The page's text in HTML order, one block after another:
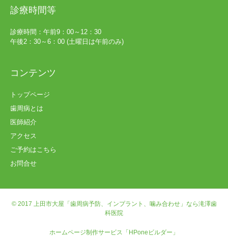
診療時間等
診療時間：午前9：00～12：30
午後2：30～6：00 (土曜日は午前のみ)
コンテンツ
トップページ
歯周病とは
医師紹介
アクセス
ご予約はこちら
お問合せ
© 2017 上田市大屋「歯周病予防、インプラント、噛み合わせ」なら滝澤歯
科医院
ホームページ制作サービス「HPoneビルダー」